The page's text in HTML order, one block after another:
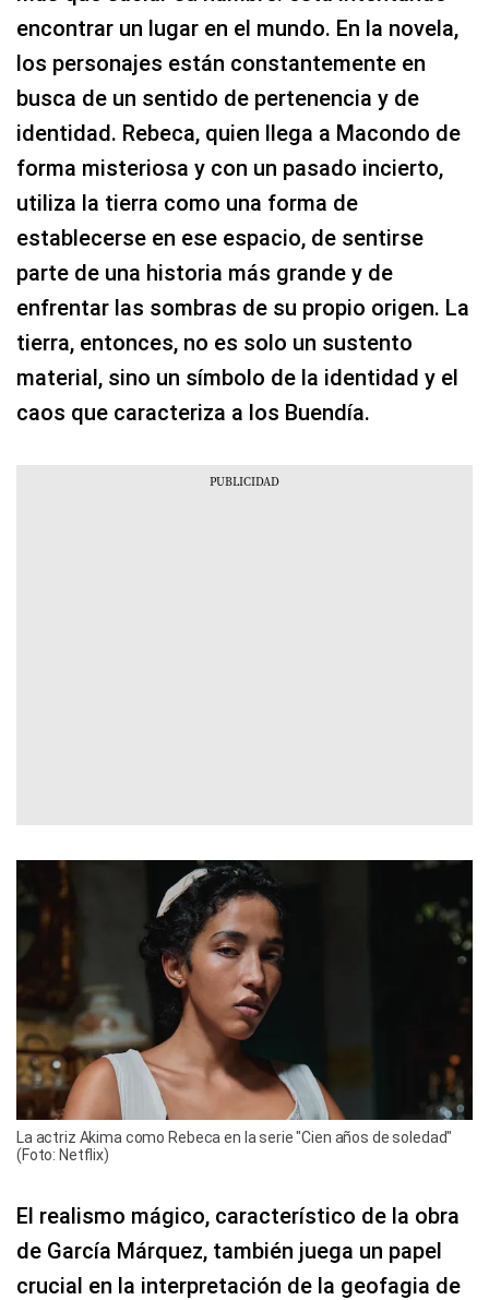
encontrar un lugar en el mundo. En la novela,
los personajes están constantemente en
busca de un sentido de pertenencia y de
identidad. Rebeca, quien llega a Macondo de
forma misteriosa y con un pasado incierto,
utiliza la tierra como una forma de
establecerse en ese espacio, de sentirse
parte de una historia más grande y de
enfrentar las sombras de su propio origen. La
tierra, entonces, no es solo un sustento
material, sino un símbolo de la identidad y el
caos que caracteriza a los Buendía.
La actriz Akima como Rebeca en la serie "Cien años de soledad"
(Foto: Netflix)
El realismo mágico, característico de la obra
de García Márquez, también juega un papel
crucial en la interpretación de la geofagia de